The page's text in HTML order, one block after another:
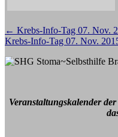
Beitragsnavigation
← Krebs-Info-Tag 07. Nov.
Krebs-Info-Tag 07. Nov.
Veranstaltungskalender